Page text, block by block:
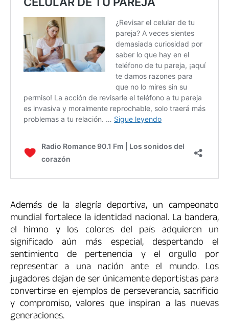
Además de la alegría deportiva, un campeonato
mundial fortalece la identidad nacional. La bandera,
el himno y los colores del país adquieren un
significado aún más especial, despertando el
sentimiento de pertenencia y el orgullo por
representar a una nación ante el mundo. Los
jugadores dejan de ser únicamente deportistas para
convertirse en ejemplos de perseverancia, sacrificio
y compromiso, valores que inspiran a las nuevas
generaciones.